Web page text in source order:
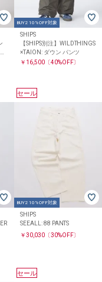
BUY2 10%OFF対象
SHIPS
【SHIPS別注】WILDTHINGS
×TAION: ダウン パンツ
￥16,500〔40%OFF〕
セール
BUY2 10%OFF対象
SHIPS
SEEALL: 88 PANTS
￥30,030〔30%OFF〕
セール